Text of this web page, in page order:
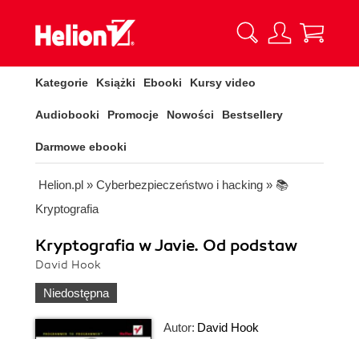
Kategorie Książki Ebooki Kursy video
Audiobooki Promocje Nowości Bestsellery
Darmowe ebooki
Helion.pl » Cyberbezpieczeństwo i hacking » 📚
Kryptografia
Kryptografia w Javie. Od podstaw
David Hook
Niedostępna
Autor: David Hook